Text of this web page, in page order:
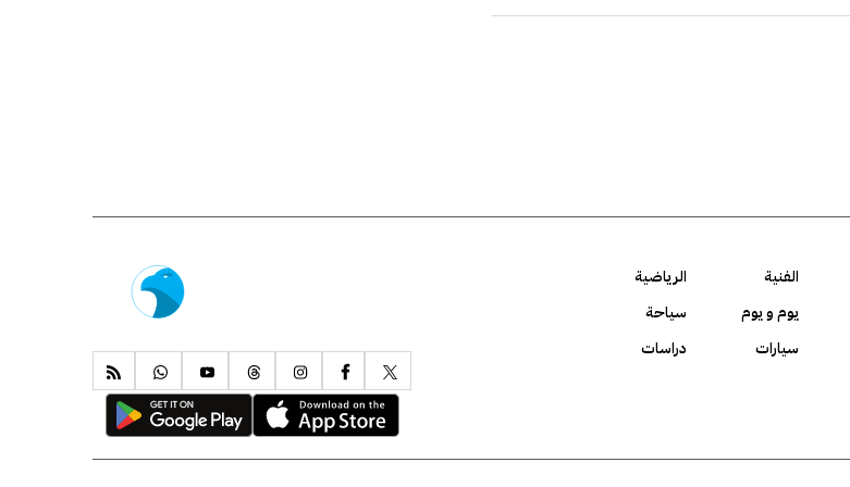
الفنية
الرياضية
يوم و يوم
سياحة
سيارات
دراسات